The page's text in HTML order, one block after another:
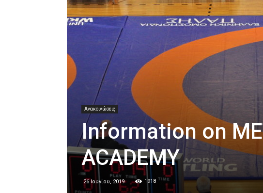
Ανακοινώσεις
Information on
ACADEMY
26 Ιουνίου, 2019 1918